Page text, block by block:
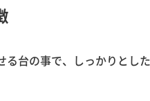
る台の事で、しっかりとし